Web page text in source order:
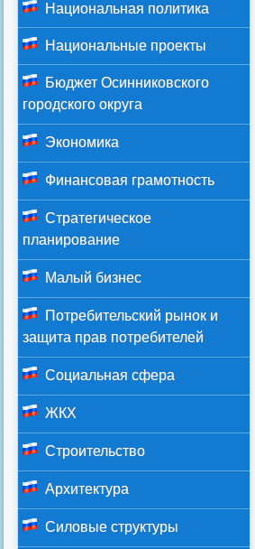
Национальная политика
Национальные проекты
Бюджет Осинниковского
городского округа
Экономика
Финансовая грамотность
Стратегическое
планирование
Малый бизнес
Потребительский рынок и
защита прав потребителей
Социальная сфера
ЖКХ
Строительство
Архитектура
Силовые структуры